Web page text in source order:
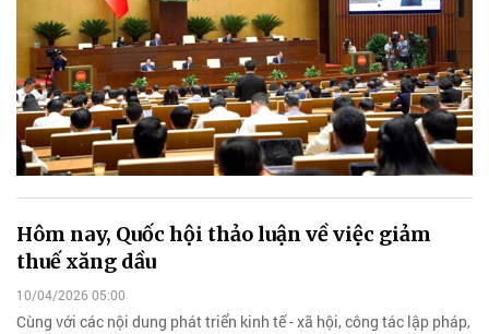
Hôm nay, Quốc hội thảo luận về việc giảm
thuế xăng dầu
10/04/2026 05:00
Cùng với các nội dung phát triển kinh tế - xã hội, công tác lập pháp,